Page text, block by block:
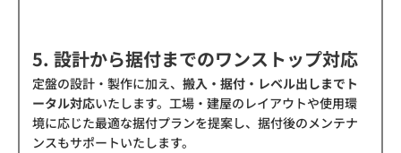
5. 設計から据付までのワンストップ対応
定盤の設計・製作に加え、 搬入・据付・レベル出しまでト
ータル対応いたします。工場・建屋のレイアウトや使用環
境に応じた最適な据付プランを提案し、据付後のメンテナ
ンスもサポートいたします。